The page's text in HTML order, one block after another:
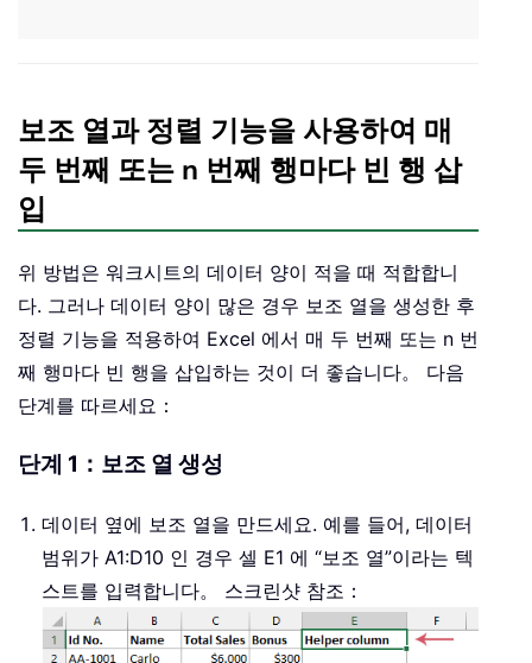
보조 열과 정렬 기능을 사용하여 매
두 번째 또는 n 번째 행마다 빈 행 삽
입
위 방법은 워크시트의 데이터 양이 적을 때 적합합니
다. 그러나 데이터 양이 많은 경우 보조 열을 생성한 후
정렬 기능을 적용하여 Excel 에서 매 두 번째 또는 n 번
째 행마다 빈 행을 삽입하는 것이 더 좋습니다。 다음
단계를 따르세요：
단계 1：보조 열 생성
데이터 옆에 보조 열을 만드세요. 예를 들어, 데이터
범위가 A1:D10 인 경우 셀 E1 에 “보조 열”이라는 텍
스트를 입력합니다。 스크린샷 참조：